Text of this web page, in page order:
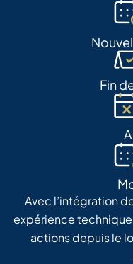
Fin
Avec l’intégration
expérience
actions depuis le